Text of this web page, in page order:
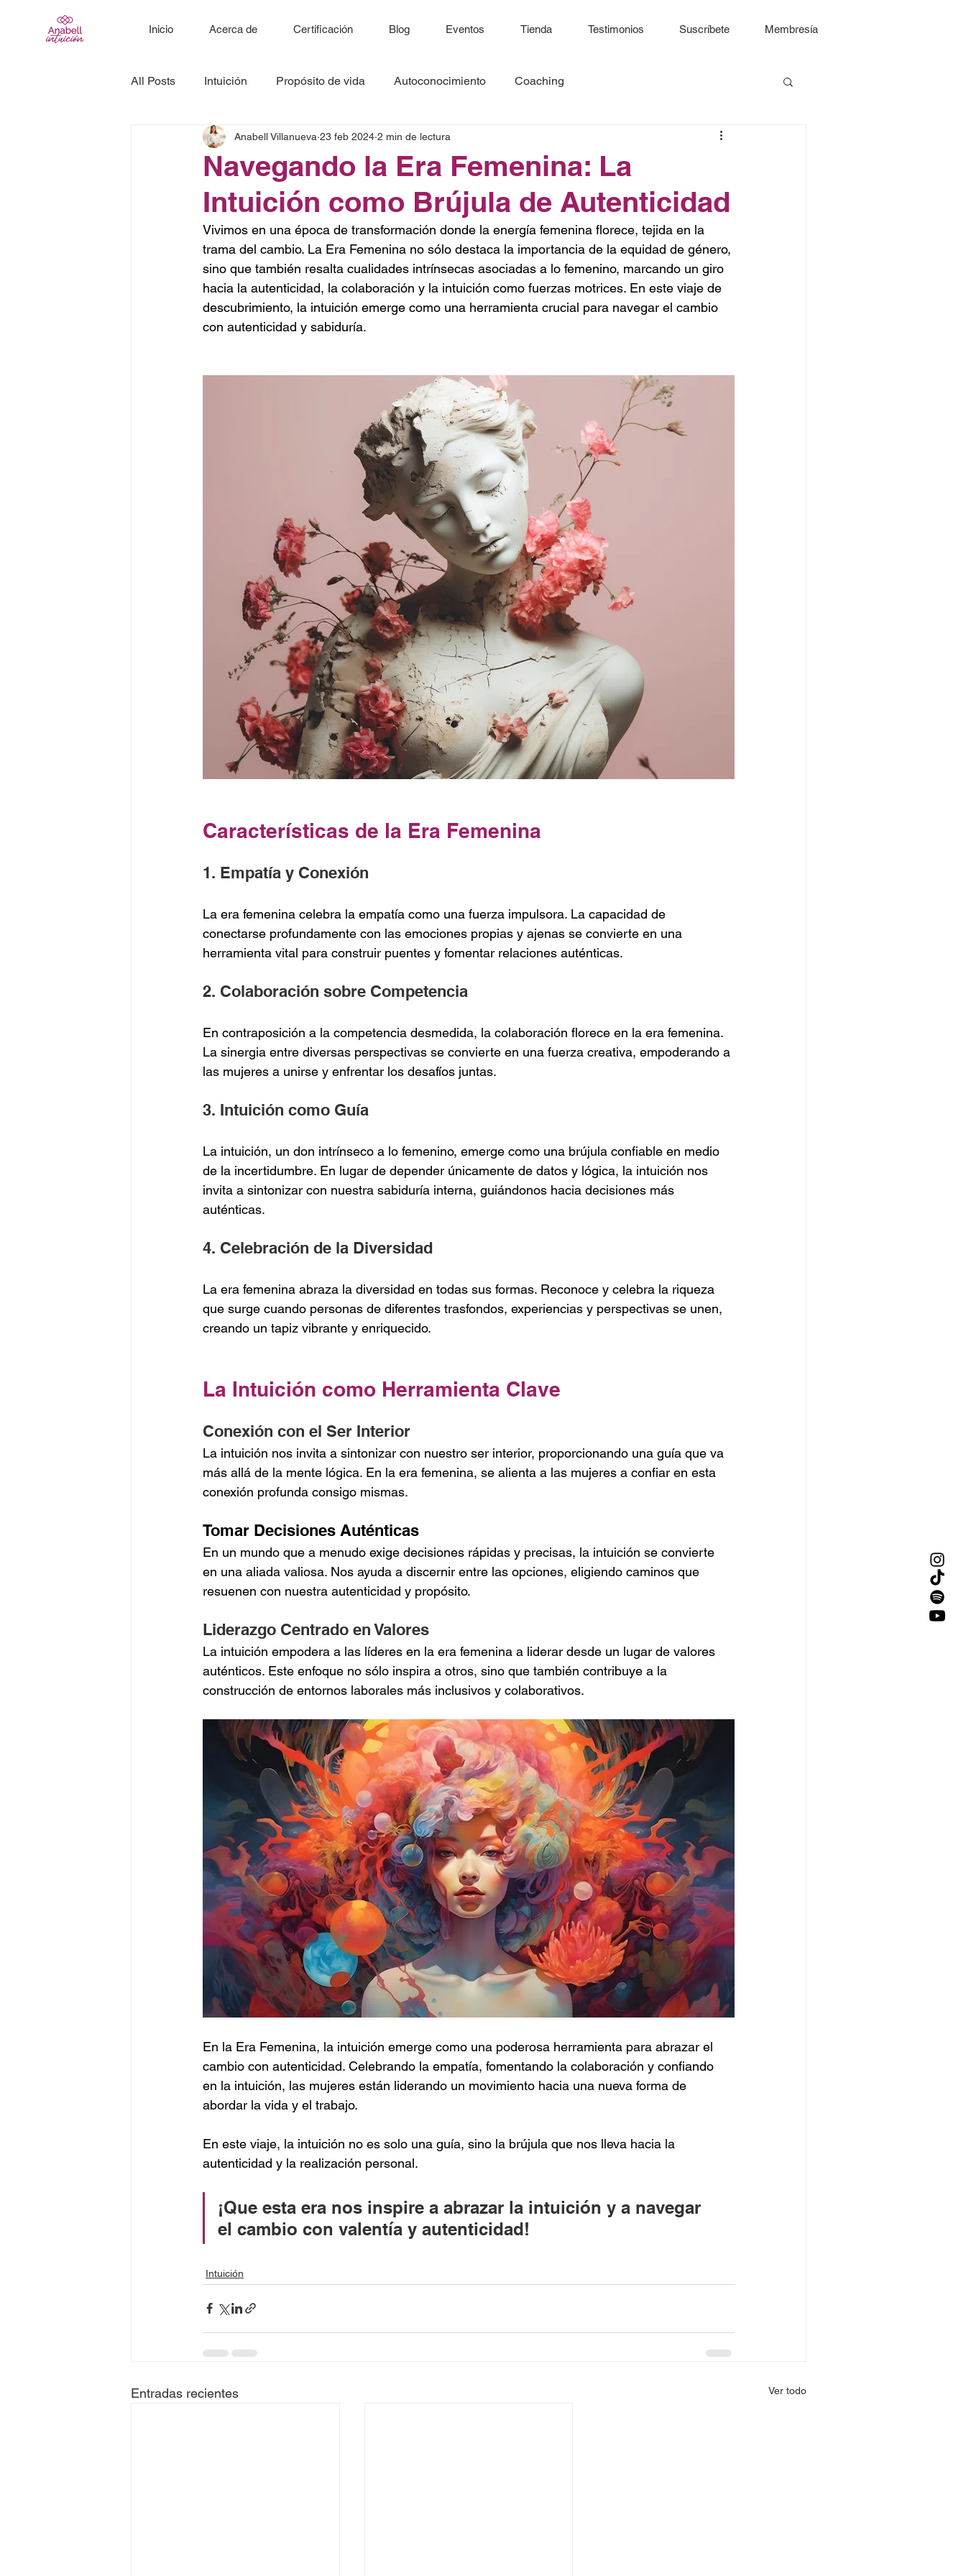
Inicio Acerca de Certificación Blog Eventos Tienda Testimonios Suscríbete Membresía
All Posts Intuición Propósito de vida Autoconocimiento Coaching
Navegando la Era Femenina: La
Intuición como Brújula de Autenticidad
Anabell Villanueva 23 feb 2024 2 min de lectura
Vivimos en una época de transformación donde la energía femenina florece, tejida en la
trama del cambio. La Era Femenina no sólo destaca la importancia de la equidad de género,
sino que también resalta cualidades intrínsecas asociadas a lo femenino, marcando un giro
hacia la autenticidad, la colaboración y la intuición como fuerzas motrices. En este viaje de
descubrimiento, la intuición emerge como una herramienta crucial para navegar el cambio
con autenticidad y sabiduría.
Características de la Era Femenina
1. Empatía y Conexión
La era femenina celebra la empatía como una fuerza impulsora. La capacidad de
conectarse profundamente con las emociones propias y ajenas se convierte en una
herramienta vital para construir puentes y fomentar relaciones auténticas.
2. Colaboración sobre Competencia
En contraposición a la competencia desmedida, la colaboración florece en la era femenina.
La sinergia entre diversas perspectivas se convierte en una fuerza creativa, empoderando a
las mujeres a unirse y enfrentar los desafíos juntas.
3. Intuición como Guía
La intuición, un don intrínseco a lo femenino, emerge como una brújula confiable en medio
de la incertidumbre. En lugar de depender únicamente de datos y lógica, la intuición nos
invita a sintonizar con nuestra sabiduría interna, guiándonos hacia decisiones más
auténticas.
4. Celebración de la Diversidad
La era femenina abraza la diversidad en todas sus formas. Reconoce y celebra la riqueza
que surge cuando personas de diferentes trasfondos, experiencias y perspectivas se unen,
creando un tapiz vibrante y enriquecido.
La Intuición como Herramienta Clave
Conexión con el Ser Interior
La intuición nos invita a sintonizar con nuestro ser interior, proporcionando una guía que va
más allá de la mente lógica. En la era femenina, se alienta a las mujeres a confiar en esta
conexión profunda consigo mismas.
Tomar Decisiones Auténticas
En un mundo que a menudo exige decisiones rápidas y precisas, la intuición se convierte
en una aliada valiosa. Nos ayuda a discernir entre las opciones, eligiendo caminos que
resuenen con nuestra autenticidad y propósito.
Liderazgo Centrado en Valores
La intuición empodera a las líderes en la era femenina a liderar desde un lugar de valores
auténticos. Este enfoque no sólo inspira a otros, sino que también contribuye a la
construcción de entornos laborales más inclusivos y colaborativos.
En la Era Femenina, la intuición emerge como una poderosa herramienta para abrazar el
cambio con autenticidad. Celebrando la empatía, fomentando la colaboración y confiando
en la intuición, las mujeres están liderando un movimiento hacia una nueva forma de
abordar la vida y el trabajo.
En este viaje, la intuición no es solo una guía, sino la brújula que nos lleva hacia la
autenticidad y la realización personal.
¡Que esta era nos inspire a abrazar la intuición y a navegar
el cambio con valentía y autenticidad!
Intuición
Entradas recientes Ver todo